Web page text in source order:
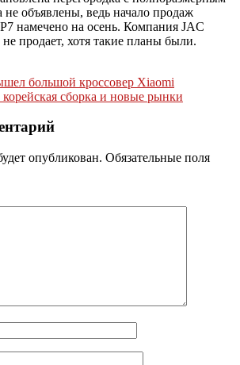
объявлены, ведь начало продаж
намечено на осень. Компания JAC
продает, хотя такие планы были.
большой кроссовер Xiaomi
сборка и новые рынки
опубликован. Обязательные поля